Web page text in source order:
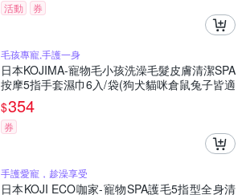
活動 券
毛孩專寵,手護一身
日本KOJIMA-寵物毛小孩洗澡毛髮皮膚清潔SPA
按摩5指手套濕巾6入/袋(狗犬貓咪倉鼠兔子皆適
用)
$354
券
手護愛寵，趁澡享受
日本KOJI ECO咖家-寵物SPA護毛5指型全身清